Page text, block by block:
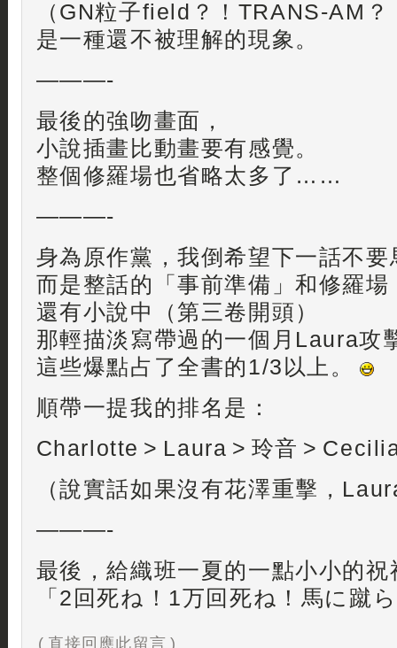
（GN粒子field？！TRANS-AM？
是一種還不被理解的現象。
———-
最後的強吻畫面，
小說插畫比動畫要有感覺。
整個修羅場也省略太多了……
———-
身為原作黨，我倒希望下一話不
而是整話的「事前準備」和修羅場
還有小說中（第三卷開頭）
那輕描淡寫帶過的一個月Laura攻
這些爆點占了全書的1/3以上。
順帶一提我的排名是：
Charlotte > Laura > 玲音 >
（說實話如果沒有花澤重擊，
———-
最後，給織班一夏的一點小小的祝
「2回死ね！1万回死ね！馬に蹴
( 直接回應此留言 )